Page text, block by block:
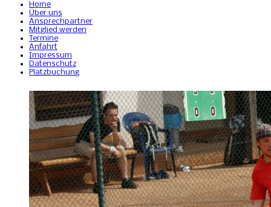
Home
Über uns
Ansprechpartner
Mitglied werden
Termine
Anfahrt
Impressum
Datenschutz
Platzbuchung